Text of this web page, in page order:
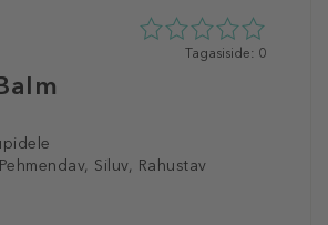
Siluv, Rahustav
0
Tagasiside: 0